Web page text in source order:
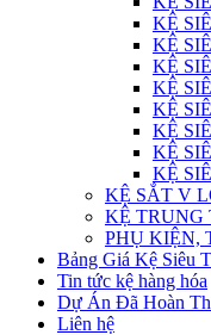
KỆ
KỆ
KỆ
KỆ
KỆ
KỆ
KỆ
KỆ
KỆ SẮT V
KỆ TRUNG
PHỤ KIỆN,
Bảng Giá Kệ Siêu
Tin tức kệ hàng hóa
Dự Án Đã Hoàn
Liên hệ